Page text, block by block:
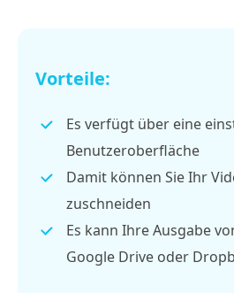
Vorteile:
Es verfügt über eine
Benutzeroberfläche
Damit können Sie Ihr
zuschneiden
Es kann Ihre Ausgabe
Google Drive oder